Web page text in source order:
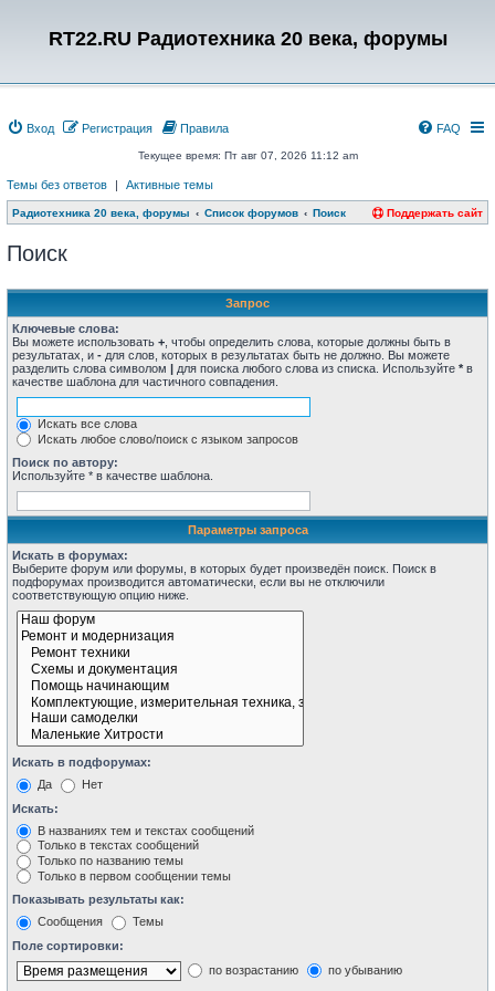
RT22.RU Радиотехника 20 века, форумы
Вход Регистрация FAQ
Правила
Текущее время: Пт авг 07, 2026 11:12 am
Темы без ответов | Активные темы
Радиотехника 20 века, форумы Список форумов Поиск Поддержать сайт
Поиск
Запрос
Ключевые слова:
Вы можете использовать + , чтобы определить слова, которые должны быть в
результатах, и - для слов, которых в результатах быть не должно. Вы можете
разделить слова символом | для поиска любого слова из списка. Используйте * в
качестве шаблона для частичного совпадения.
Искать все слова
Искать любое слово/поиск с языком запросов
Поиск по автору:
Используйте * в качестве шаблона.
Параметры запроса
Искать в форумах:
Выберите форум или форумы, в которых будет произведён поиск. Поиск в
подфорумах производится автоматически, если вы не отключили
соответствующую опцию ниже.
Искать в подфорумах:
Да
Нет
Искать:
В названиях тем и текстах сообщений
Только в текстах сообщений
Только по названию темы
Только в первом сообщении темы
Показывать результаты как:
Сообщения
Темы
Поле сортировки:
по возрастанию
по убыванию